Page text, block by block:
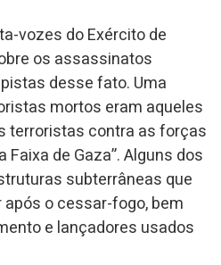
vozes do Exército de
os assassinatos
desse fato. Uma
mortos eram aqueles
terroristas contra as forças
de Gaza”. Alguns dos
subterrâneas que
o cessar-fogo, bem
e lançadores usados